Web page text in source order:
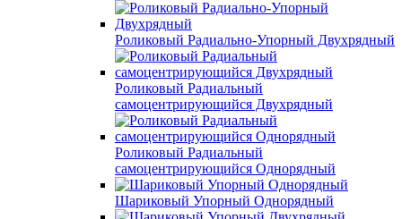
Роликовый Радиально-Упорный Двухрядный
Роликовый Радиальный
самоцентрирующийся Двухрядный
Роликовый Радиальный
самоцентрирующийся Однорядный
Шариковый Упорный Однорядный